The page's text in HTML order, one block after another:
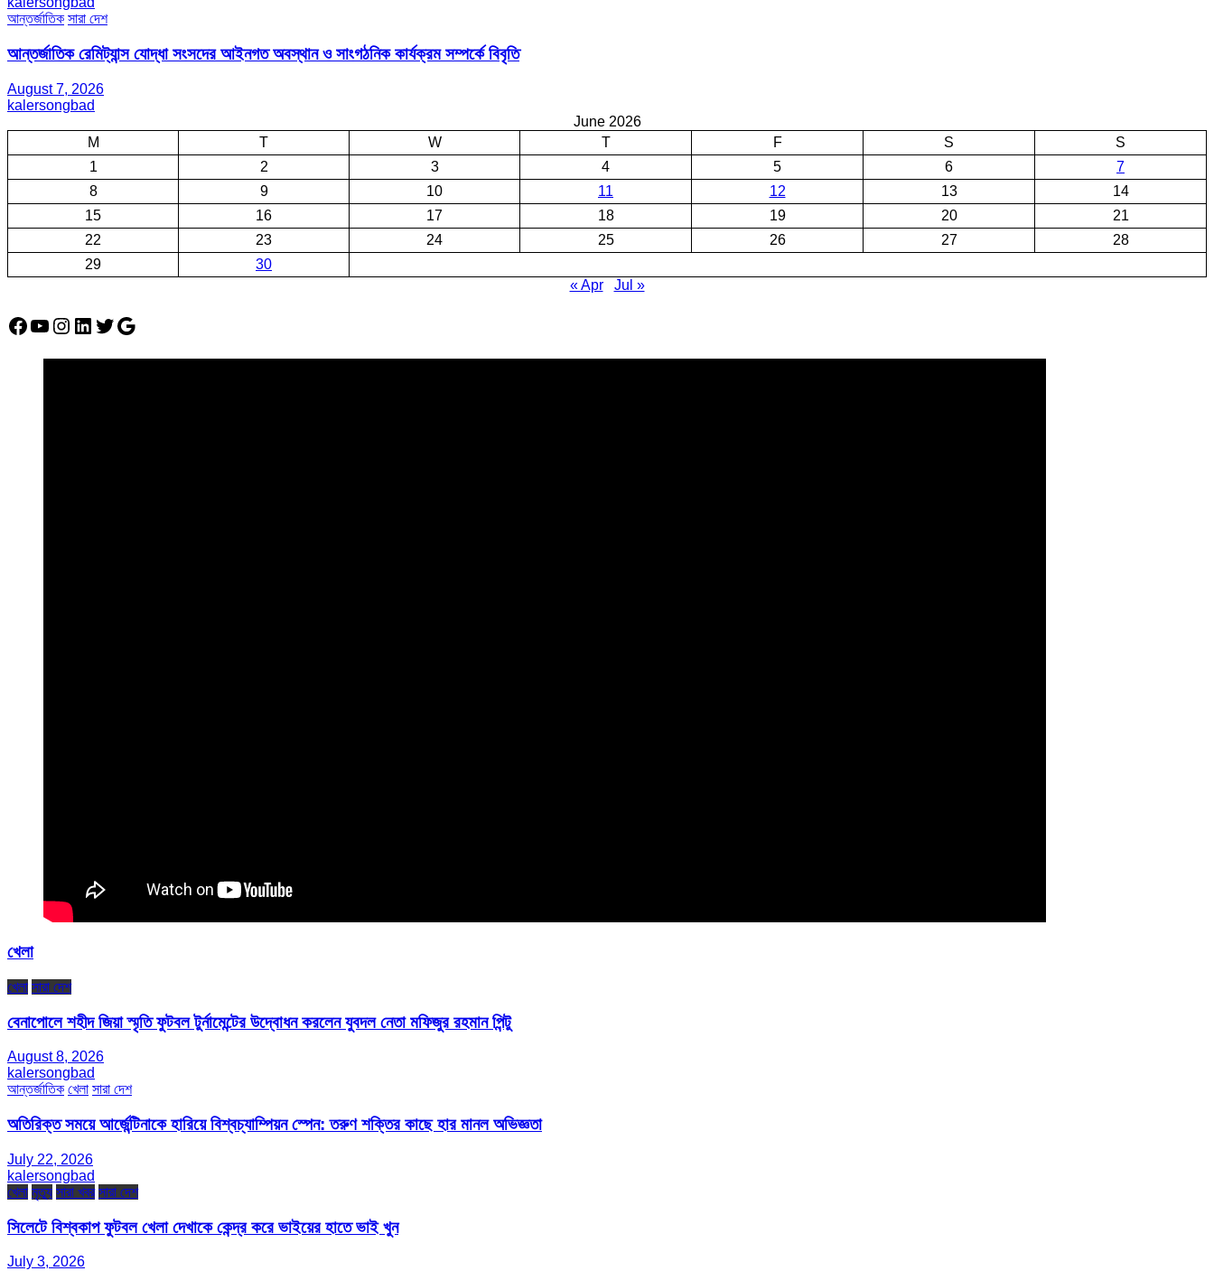
আন্তর্জাতিক সারা দেশ
আন্তর্জাতিক রেমিট্যান্স যোদ্ধা সংসদের আইনগত অবস্থান ও সাংগঠনিক কার্যক্রম সম্পর্কে বিবৃতি
August 7, 2026
kalersongbad
June 2026
M
T W T F S
S
1
2 3 4 5 6
7
8
9 10 11 12 13
14
15
16 17 18 19 20
21
22
23 24 25 26 27
28
29
30
« Apr
Jul »
Facebook
YouTube
Instagram
LinkedIn
Twitter
Google
খেলা
খেলা সারা দেশ
বেনাপোলে শহীদ জিয়া স্মৃতি ফুটবল টুর্নামেন্টের উদ্বোধন করলেন যুবদল নেতা মফিজুর রহমান পিন্টু
August 8, 2026
kalersongbad
আন্তর্জাতিক খেলা সারা দেশ
অতিরিক্ত সময়ে আর্জেন্টিনাকে হারিয়ে বিশ্বচ্যাম্পিয়ন স্পেন: তরুণ শক্তির কাছে হার মানল অভিজ্ঞতা
July 22, 2026
kalersongbad
খেলা মৃত্যু সারা খবর সারা দেশ
সিলেটে বিশ্বকাপ ফুটবল খেলা দেখাকে কেন্দ্র করে ভাইয়ের হাতে ভাই খুন
July 3, 2026